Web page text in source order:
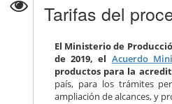
Tarifas del
El Ministerio de
de 2019, el Acuerdo
productos para la
país, para los trámites
ampliación de alcances, y